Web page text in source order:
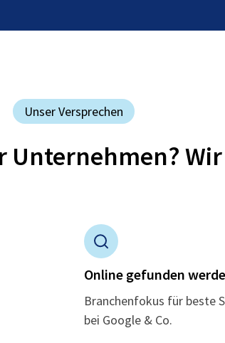
Unser Versprechen
Online gefunden
Branchenfokus für beste
bei Google & Co.